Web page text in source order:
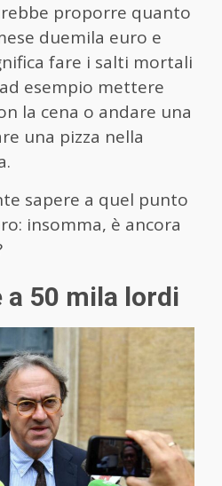
proporre quanto
duemila euro e
fare i salti mortali
esempio mettere
la cena o andare una
una pizza nella
sapere a quel punto
insomma, è ancora
50 mila lordi